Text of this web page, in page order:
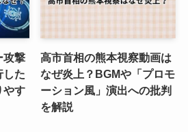
攻撃
した
やす
高市首相の熊本視察動画は
なぜ炎上？BGMや「プロモ
ーション風」演出への批判
を解説